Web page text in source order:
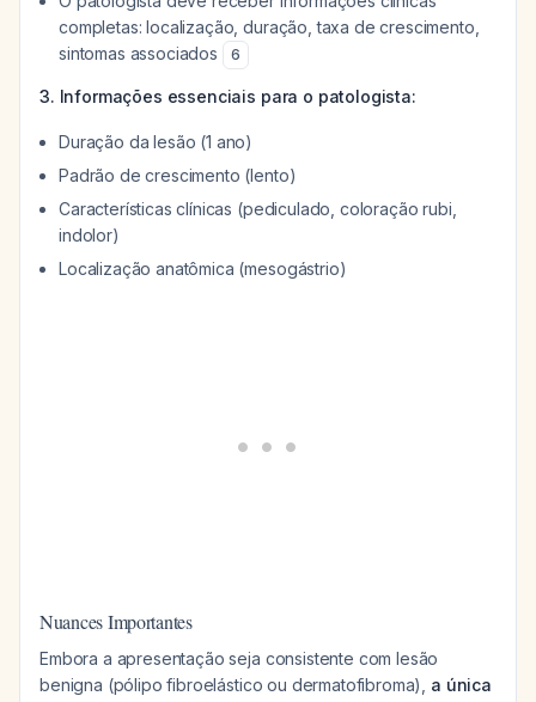
completas: localização, duração, taxa de crescimento,
sintomas associados
6
3. Informações essenciais para o patologista:
Duração da lesão (1 ano)
Padrão de crescimento (lento)
Características clínicas (pediculado, coloração rubi,
indolor)
Localização anatômica (mesogástrio)
Nuances Importantes
Embora a apresentação seja consistente com lesão
benigna (pólipo fibroelástico ou dermatofibroma), a única